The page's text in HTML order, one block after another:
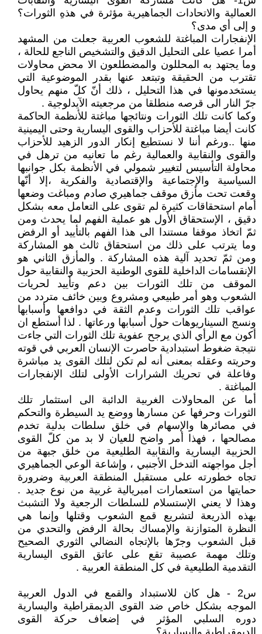
العمالية والاتحادات الجماهيرية مؤثرة في هذهِ الثورات؟
و إلى أي مدى؟
الإنفجارات المباغتة للشعوب العربية جعلت من المشهد
أمرا عصيا على التحليل الدقيق والتشخيص الناجع للحالة ،
وما يجتهد به المحللون والمضطلعون الا محض محاولات
تقترب من الحقيقة وتبتعد عنها بقدر الموضوعية التي
يستخدمونها في هذا التحليل ، ذلك أنّ كلّ منهم يحاول
جرّ النار الى قرصه منطلقا من مرجعيته الآيدلوجية .
وكما كانت تلك الثورات ونتائجها مباغتة للأنظمة الحاكمة
كانت أيضا مباغتة للأحزاب والقوى اليسارية وحتى اليمينية
منها ..ورغم أننا لا نستطيع إنكار الدور الزهيد للأحزاب
والقوى والنقابية والعمالية رغم ما تعانيه من ترهل في
محاولة التأسيس لتغيير شمولي في الأنظمة بكل جوانبها
السياسية والإجتماعية والإقتصادية والفكرية ،إلا أنّها
وقعت تحت مأزق موقف جماهيري صادم ومباغت وضعها
أمام استحقاقات كثيرة لم تقوى على التعامل معه بشكل
دقيق ، الإستحقاق الأول هو عملية الفهم لما يحدث ومن
ثمّ اتخاذ موقفا مستندا الى هذا الفهم بالتأييد أو الرفض
وما يترتب على ذلك من استحقاق ثالث هو المشاركة
ومن ثمّ تحديد آلية هذه المشاركة . والمأزق الثاني هو
الإنقسامات الداخلية للقوى الوطنية الحزبية والنقابية حول
الموقف من تلك الثورات بين دعم وتأييد لحريات
الشعوب وهو أمر طبيعي ومشروع وبين خائف متردد من
عواقب تلك الثورات وعدم الثقة في دوافعها وأسبابها
ونسج السيناريوهات حول أسبابها ورعاتها . لذا أستطع ان
أكون مع الرأي الذي يرجح عفوية تلك الثورات التي جاءت
نتيجة ضغوط استبدادية حاصرت الإنسان العربي في قوته
وحريته وعقله بمعنى أنه لم تكن لتلك القوى يد مباشرة
وفاعلة في تحريك الشرارات الأولى لتلك الإنفجارات
المباغتة .
أما عن المحاولات الغربية الدائبة الى استثمار تلك
الثورات وحرفها عن مسارها ووضع يد السيطرة والتحكم
في مصائرها والإسهام في خلق سلطات بدلية تخدم
مصالحها ، فهذا أمر واضح للعيان لا بد من كلّ القوى
الحزبية اليسارية والنقابية الطليعية من خلق جبهة من
أجل مواجهته التدخل الأجنبي ، وإشاعة الوعي الجماهيري
تجاه خطورته على مستقبل المنطقة العربية وضرورة
حمايتها من استعمارات امبريالية غربية من نوع جديد .
وهذا لا يعني الإستسلام للسلطات الرجعية ولا التشبث
بهذه الذريعة لتشريع قمع الشعوب وقتلها وإنما هي
النظرة المتوازنة والإمساك بحالة الرفض والتحدي من
قبل الشعوب وجرّها بالإتجاه النضالي الثوري الصحيح
وتلك مهمة عصيبة تقع على عاتق القوى اليسارية
التقدمية الطليعية في كل المنطقة العربية .
س2 - هل كان للاستبداد والقمع في الدول العربية
الموجه بشكل خاص ضد القوى الديمقراطية واليسارية
دوره السلبي المؤثر في إضعاف حركة القوى